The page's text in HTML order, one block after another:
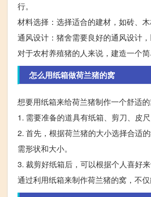
行。
材料选择：选择适合的建材，如砖、
通风设计：猪舍需要良好的通风设计
对于农村养殖猪的人来说，建造一个
怎么用纸箱做荷兰猪的窝
想要用纸箱来给荷兰猪制作一个舒适
1. 需要准备的道具有纸箱、剪刀、皮
2. 首先，根据荷兰猪的大小选择合适
需形状和大小。
3. 裁剪好纸箱后，可以根据个人喜好
通过利用纸箱来制作荷兰猪的窝，不